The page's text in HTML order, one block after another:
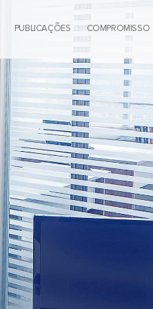
PUBLICAÇÕES COMPROMISSO